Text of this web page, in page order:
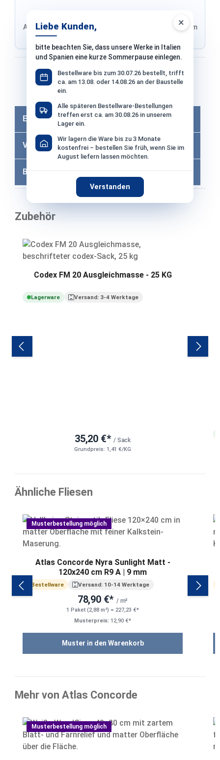
×
Liebe Kunden,
bitte beachten Sie, dass unsere Werke in Italien
und Spanien eine kurze Sommerpause einlegen.
Bestellware bis zum 30.07.26 bestellt, trifft
ca. am 13.08. oder 14.08.26 an der Baustelle
ein.
Alle späteren Bestellware-Bestellungen
treffen erst ca. am 30.08.26 in unserem
Lager ein.
Wir lagern die Ware bis zu 3 Monate
kostenfrei – bestellen Sie früh, wenn Sie im
August liefern lassen möchten.
Verstanden
Adresse von Klarna, Versand wird im finalen Schritt im
Bei Bezahlung per Vorkasse −2% Skonto
Eigenschaften
Versandkosten
Bewertungen
Zubehör
Codex FM 20 Ausgleichmasse - 25 KG
Lagerware Versand: 3-4 Werktage
35,20 €* / Sack
Grundpreis: 1,41 €/KG
Ähnliche Fliesen
Musterbestellung möglich
Atlas Concorde Nyra Sunlight Matt -
120x240 cm R9 A | 9 mm
Bestellware Versand: 10-14 Werktage
78,90 €* / m²
1 Paket (2,88 m²) = 227,23 €*
Musterpreis: 12,90 €*
Muster in den Warenkorb
Mehr von Atlas Concorde
Musterbestellung möglich